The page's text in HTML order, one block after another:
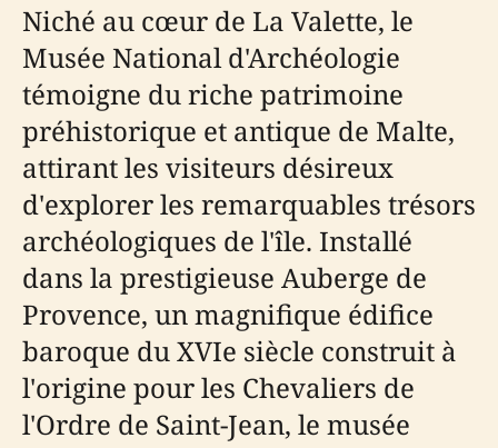
Niché au cœur de La Valette, le
Musée National d'Archéologie
témoigne du riche patrimoine
préhistorique et antique de Malte,
attirant les visiteurs désireux
d'explorer les remarquables trésors
archéologiques de l'île. Installé
dans la prestigieuse Auberge de
Provence, un magnifique édifice
baroque du XVIe siècle construit à
l'origine pour les Chevaliers de
l'Ordre de Saint-Jean, le musée